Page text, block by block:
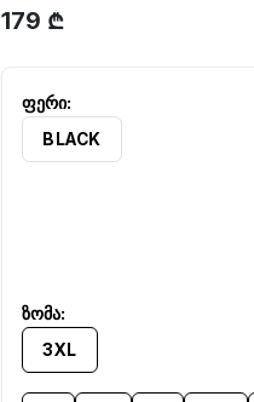
179 ₾
BLACK
3XL